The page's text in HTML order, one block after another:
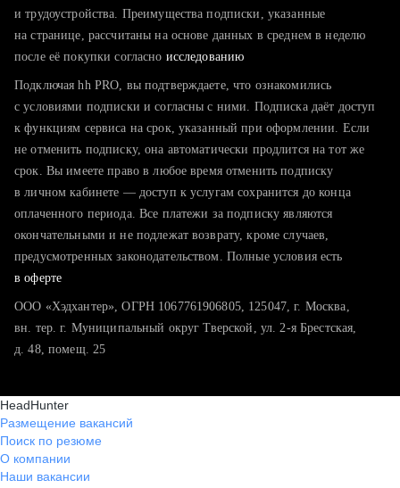
тратите много времени на поиск и вручную поднимаете
хотите сравнить себя с конкурентами и оценить шансы
и трудоустройства. Преимущества подписки, указанные
на странице, рассчитаны на основе данных в среднем в неделю
после её покупки согласно исследованию
Подключая hh PRO, вы подтверждаете, что ознакомились
с условиями подписки и согласны с ними. Подписка даёт доступ
к функциям сервиса на срок, указанный при оформлении. Если
не отменить подписку, она автоматически продлится на тот же
срок. Вы имеете право в любое время отменить подписку
в личном кабинете — доступ к услугам сохранится до конца
оплаченного периода. Все платежи за подписку являются
окончательными и не подлежат возврату, кроме случаев,
предусмотренных законодательством. Полные условия есть
в оферте
ООО «Хэдхантер», ОГРН 1067761906805, 125047, г. Москва,
вн. тер. г. Муниципальный округ Тверской, ул. 2-я Брестская,
д. 48, помещ. 25
HeadHunter
Размещение вакансий
Поиск по резюме
О компании
Наши вакансии